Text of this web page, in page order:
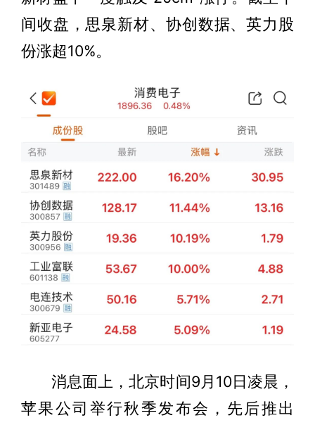
间收盘，思泉新材、协创数据、英力股
份涨超10%。
消息面上，北京时间9月10日凌晨，
苹果公司举行秋季发布会，先后推出